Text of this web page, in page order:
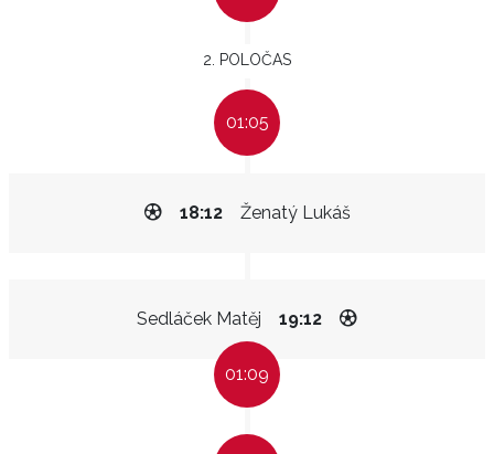
2. POLOČAS
01:05
Ženatý Lukáš
18:12
Sedláček Matěj 19:12
01:09